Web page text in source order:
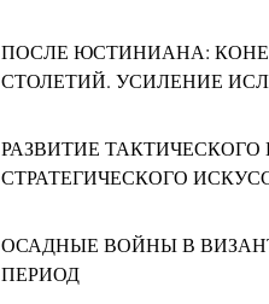
ПОСЛЕ ЮСТИНИАНА:
СТОЛЕТИЙ. УСИЛЕНИЕ
РАЗВИТИЕ ТАКТИЧЕСКОГО
СТРАТЕГИЧЕСКОГО
ОСАДНЫЕ ВОЙНЫ В
ПЕРИОД